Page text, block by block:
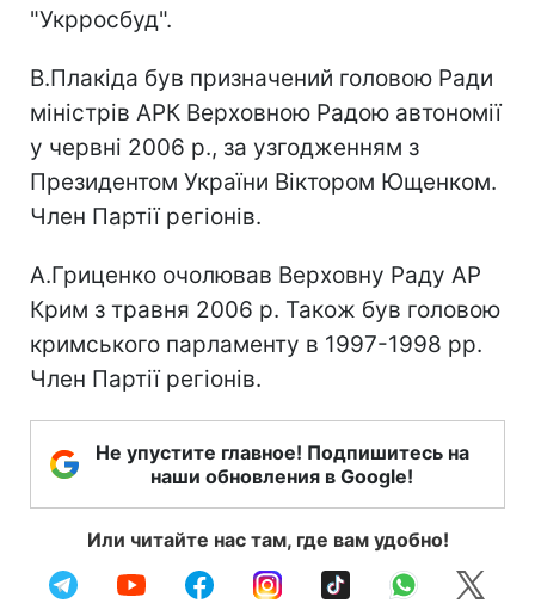
"Укрросбуд".
В.Плакіда був призначений головою Ради
міністрів АРК Верховною Радою автономії
у червні 2006 р., за узгодженням з
Президентом України Віктором Ющенком.
Член Партії регіонів.
А.Гриценко очолював Верховну Раду АР
Крим з травня 2006 р. Також був головою
кримського парламенту в 1997-1998 рр.
Член Партії регіонів.
Не упустите главное! Подпишитесь на
наши обновления в Google!
Или читайте нас там, где вам удобно!